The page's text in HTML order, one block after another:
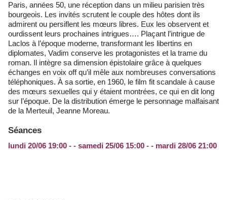
Paris, années 50, une réception dans un milieu parisien très
bourgeois. Les invités scrutent le couple des hôtes dont ils
admirent ou persiflent les mœurs libres. Eux les observent et
ourdissent leurs prochaines intrigues…. Plaçant l’intrigue de
Laclos à l’époque moderne, transformant les libertins en
diplomates, Vadim conserve les protagonistes et la trame du
roman. Il intègre sa dimension épistolaire grâce à quelques
échanges en voix off qu’il mêle aux nombreuses conversations
téléphoniques. À sa sortie, en 1960, le film fit scandale à cause
des mœurs sexuelles qui y étaient montrées, ce qui en dit long
sur l’époque. De la distribution émerge le personnage malfaisant
de la Merteuil, Jeanne Moreau.
Séances
lundi 20/06 19:00 - - samedi 25/06 15:00 - - mardi 28/06 21:00